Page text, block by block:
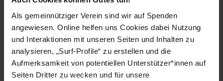
Als gemeinnütziger Verein sind wir auf Spenden
angewiesen. Online helfen uns Cookies dabei Nutzung
und Interaktionen mit unseren Seiten und Inhalten zu
analysieren, „Surf-Profile“ zu erstellen und die
Aufmerksamkeit von potentiellen Unterstützer*innen auf
Seiten Dritter zu wecken und für unsere
Text
für die Menschenrechte stark!
Vorname
Nachname